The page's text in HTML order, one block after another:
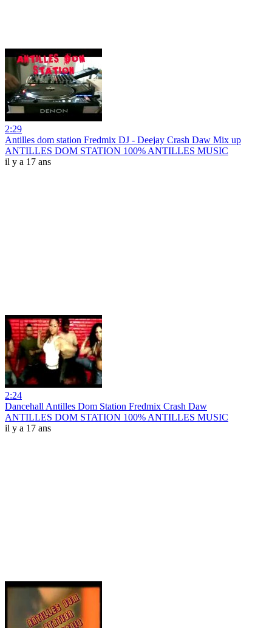
2:29
Antilles dom station Fredmix DJ - Deejay Crash Daw Mix up
ANTILLES DOM STATION 100% ANTILLES MUSIC
il y a 17 ans
2:24
Dancehall Antilles Dom Station Fredmix Crash Daw
ANTILLES DOM STATION 100% ANTILLES MUSIC
il y a 17 ans